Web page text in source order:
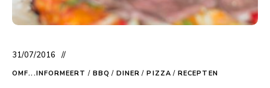
31/07/2016
OMF...INFORMEERT / BBQ / DINER / PIZZA / RECEPTEN